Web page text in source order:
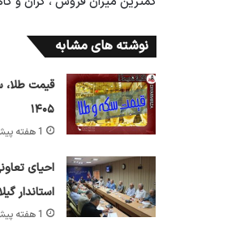
نوشته های مشابه
۱۴۰۵
1 هفته پیش
احیای
استاندار
1 هفته پیش